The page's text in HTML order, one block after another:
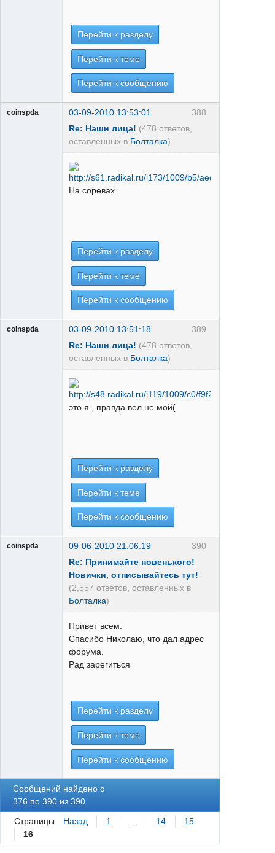
Перейти к разделу
Перейти к теме
Перейти к сообщению
388
coinspda
03-09-2010 13:53:01
Re: Наши лица! (478 ответов,
оставленных в Болталка)
На соревах
Перейти к разделу
Перейти к теме
Перейти к сообщению
389
coinspda
03-09-2010 13:51:18
Re: Наши лица! (478 ответов,
оставленных в Болталка)
это я , правда вел не мой(
Перейти к разделу
Перейти к теме
Перейти к сообщению
390
coinspda
09-06-2010 21:06:19
Re: Принимайте новенького!
Новички, отписывайтесь тут!
(2,557 ответов, оставленных в
Болталка)
Привет всем.
Спасибо Николаю, что дал адрес
форума.
Рад зарегиться
Перейти к разделу
Перейти к теме
Перейти к сообщению
Сообщений найдено с
376 по 390 из 390
Страницы Назад 1 … 14
15
16